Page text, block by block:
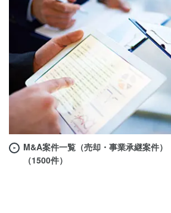
M&A案件一覧（売却・事業承継案件）
（1500件）